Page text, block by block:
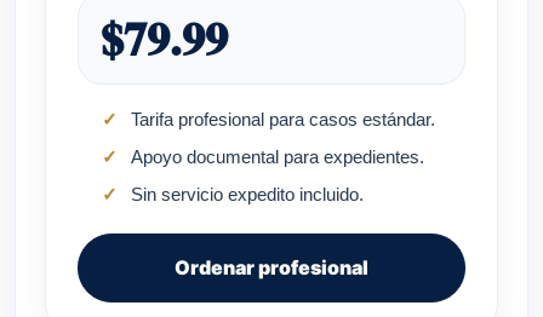
$79.99
Tarifa profesional para casos estándar.
Apoyo documental para expedientes.
Sin servicio expedito incluido.
Ordenar profesional